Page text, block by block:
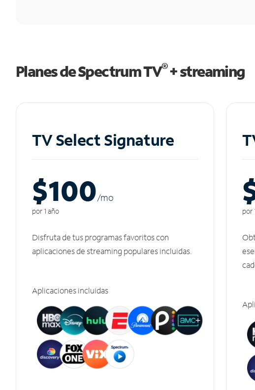
Planes de Spectrum TV®+ streaming
TV Select Signature
$100/mo
por 1 año
Disfruta de tus programas favoritos con
aplicaciones de streaming populares incluidas.
Aplicaciones incluidas
por